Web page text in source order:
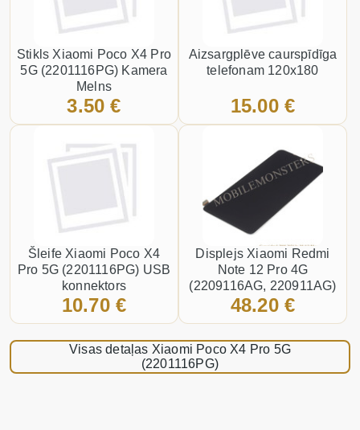
Stikls Xiaomi Poco X4 Pro
5G (2201116PG) Kamera
Melns
3.50 €
Aizsargplēve caurspīdīga
telefonam 120x180
15.00 €
Šleife Xiaomi Poco X4
Pro 5G (2201116PG) USB
konnektors
10.70 €
Displejs Xiaomi Redmi
Note 12 Pro 4G
(2209116AG, 220911AG)
ar Skārienjūtīgo stiklu,
48.20 €
Visas detaļas Xiaomi Poco X4 Pro 5G
(2201116PG)